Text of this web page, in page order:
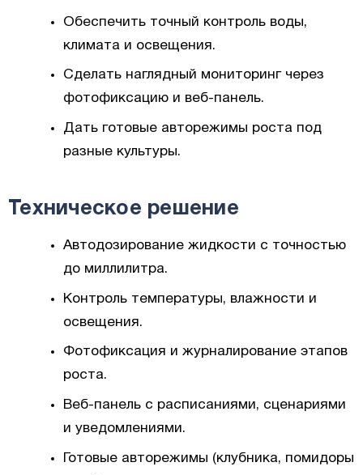
Обеспечить точный контроль воды,
климата и освещения.
Сделать наглядный мониторинг через
фотофиксацию и веб-панель.
Дать готовые авторежимы роста под
разные культуры.
Техническое решение
Автодозирование жидкости с точностью
до миллилитра.
Контроль температуры, влажности и
освещения.
Фотофиксация и журналирование этапов
роста.
Веб-панель с расписаниями, сценариями
и уведомлениями.
Готовые авторежимы (клубника, помидоры